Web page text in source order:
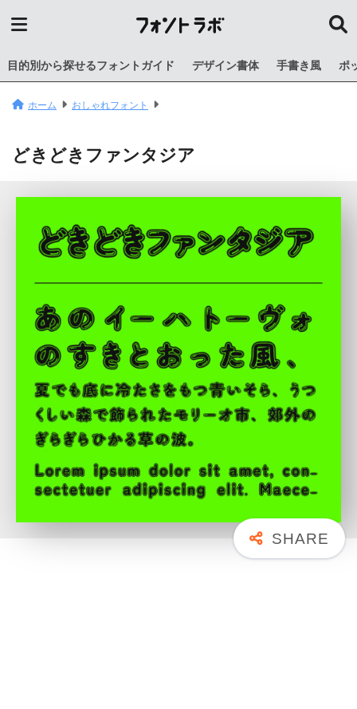
目的別から探せるフォントガイド デザイン書体 手書き風 ポ
ホーム おしゃれフォント
どきどきファンタジア